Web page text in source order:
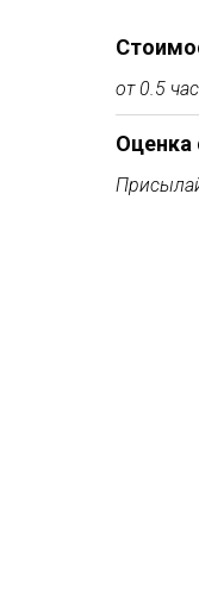
от 0.5
Оценка